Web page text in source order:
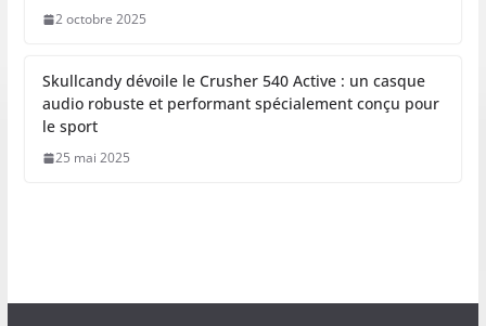
2 octobre 2025
Skullcandy dévoile le Crusher 540 Active : un casque
audio robuste et performant spécialement conçu pour
le sport
25 mai 2025